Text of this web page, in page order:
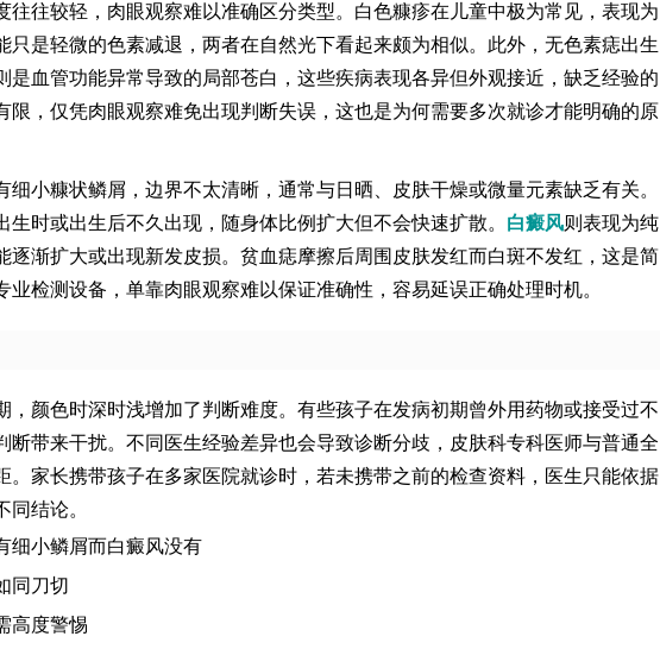
往往较轻，肉眼观察难以准确区分类型。白色糠疹在儿童中极为常见，表现为
是轻微的色素减退，两者在自然光下看起来颇为相似。此外，无色素痣出生
是血管功能异常导致的局部苍白，这些疾病表现各异但外观接近，缺乏经验的
限，仅凭肉眼观察难免出现判断失误，这也是为何需要多次就诊才能明确的原
小糠状鳞屑，边界不太清晰，通常与日晒、皮肤干燥或微量元素缺乏有关。
时或出生后不久出现，随身体比例扩大但不会快速扩散。 白癜风则表现为纯
逐渐扩大或出现新发皮损。贫血痣摩擦后周围皮肤发红而白斑不发红，这是简
检测设备，单靠肉眼观察难以保证准确性，容易延误正确处理时机。
，颜色时深时浅增加了判断难度。有些孩子在发病初期曾外用药物或接受过不
带来干扰。不同医生经验差异也会导致诊断分歧，皮肤科专科医师与普通全
家长携带孩子在多家医院就诊时，若未携带之前的检查资料，医生只能依据
结论。
细小鳞屑而白癜风没有
同刀切
高度警惕